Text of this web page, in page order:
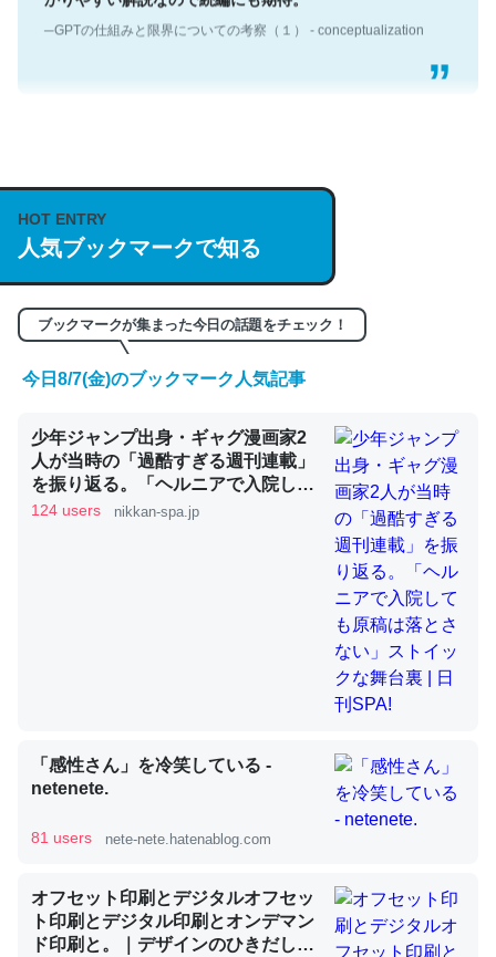
─GPTの仕組みと限界についての考察（１） - conceptualization
説してる記事が少ないので貴重な良記事。/続編来た
https://isobe324649.hatenablog.com/entry/2023/03/27
/064121
─GPTの仕組みと限界についての考察（１） - conceptualization
くらい。小説でいう「ずっと前の伏線」は回収されないけ
ど、短期記憶というには多い分量。進化すればするほど分
─GPTの仕組みと限界についての考察（１） - conceptualization
昆虫ってカルシウム少ないのか。知らんかった。調べたら
コオロギのカルシウム分はエビの600分の1程度。
論文では「淡水はカルシウムも酸素も不足してて両方に不
利だから両方が拮抗してるのでは」とあって面白い。海に
いる鋏角類（カブトガニ・ウミグモ）はカルシウムを使わ
HOT ENTRY
人気ブックマークで知る
ブックマークが集まった今日の話題をチェック！
今日8/7(金)のブックマーク人気記事
少年ジャンプ出身・ギャグ漫画家2
人が当時の「過酷すぎる週刊連載」
を振り返る。「ヘルニアで入院して
も原稿は落とさない」ストイックな
124 users nikkan-spa.jp
「感性さん」を冷笑している -
netenete.
81 users nete-nete.hatenablog.com
オフセット印刷とデジタルオフセッ
ト印刷とデジタル印刷とオンデマン
ド印刷と。｜デザインのひきだし